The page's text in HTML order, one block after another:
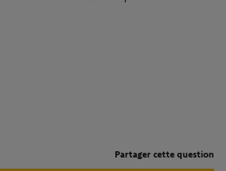
Partager cette question